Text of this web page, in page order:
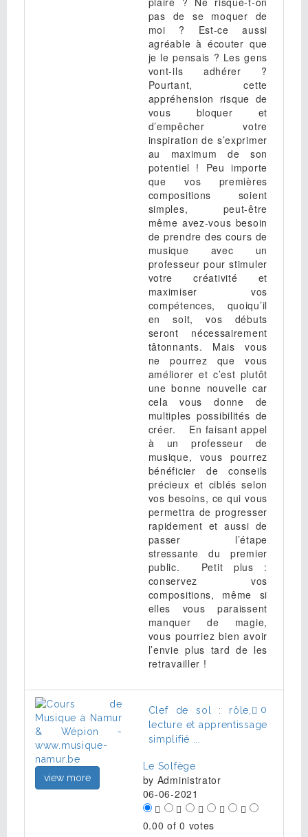
pas de se moquer de
moi ? Est-ce aussi
agréable à écouter que
je le pensais ? Les gens
vont-ils adhérer ?
Pourtant, cette
appréhension risque de
vous bloquer et
d’empêcher votre
inspiration de s’exprimer
au maximum de son
potentiel ! Peu importe
que vos premières
compositions soient
simples, peut-être
même avez-vous besoin
de prendre des cours de
musique avec un
professeur pour stimuler
votre créativité et
maximiser vos
compétences, quoiqu’il
en soit, vos débuts
seront nécessairement
tâtonnants. Mais vous
ne pourrez que vous
améliorer et c’est plutôt
une bonne nouvelle car
cela vous donne de
multiples possibilités de
créer. En faisant appel
à un professeur de
musique, vous pourrez
bénéficier de conseils
précieux et ciblés selon
vos besoins, ce qui vous
permettra de progresser
rapidement et aussi de
passer l’étape
stressante du premier
public. Petit plus :
conservez vos
compositions, même si
elles vous paraissent
manquer de magie,
vous pourriez bien avoir
l’envie plus tard de les
retravailler !
view more
0
Clef de sol : rôle,
lecture et apprentissage
simplifié ...
Le Solfège
by Administrator
06-06-2021
0.00 of 0 votes